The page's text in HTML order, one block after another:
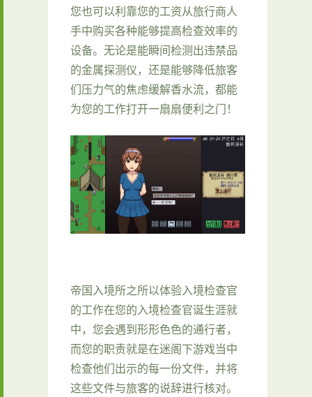
您也可以利靠您的工资从旅行商人
手中购买各种能够提高检查效率的
设备。无论是能瞬间检测出违禁品
的金属探测仪，还是能够降低旅客
们压力气的焦虑缓解香水流，都能
为您的工作打开一扇扇便利之门！
帝国入境所之所以体验入境检查官
的工作在您的入境检查官诞生涯就
中，您会遇到形形色色的通行者，
而您的职责就是在迷阁下游戏当中
检查他们出示的每一份文件，并将
这些文件与旅客的说辞进行核对。